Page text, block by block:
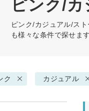
ピンク/
ピンク/カジュアル/ス
も様々な条件で探せます
ク カジュアル